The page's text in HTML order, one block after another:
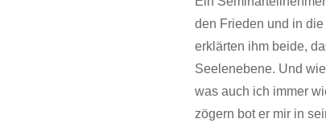
den Frieden und in
erklärten ihm beide,
Seelenebene. Und
was auch ich immer
zögern bot er mir in